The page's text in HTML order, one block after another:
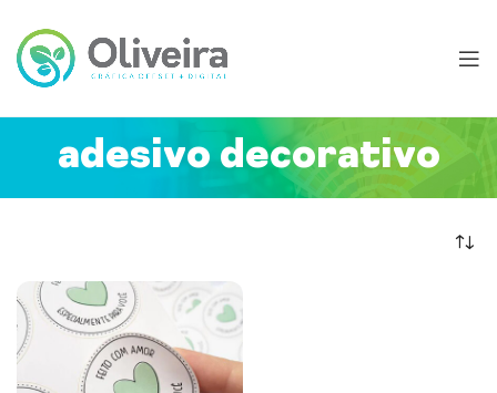
adesivo decorativo